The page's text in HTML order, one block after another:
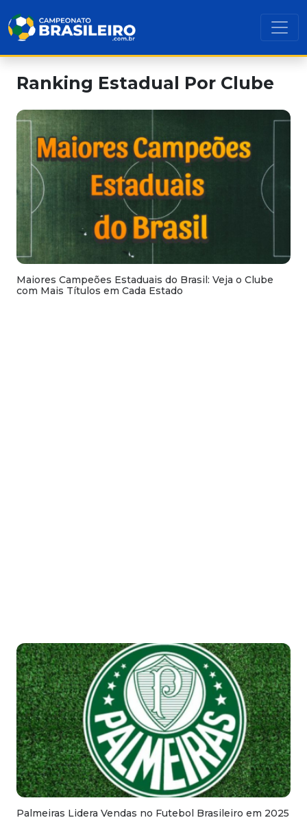
Ranking Estadual Por Clube
Maiores Campeões Estaduais do Brasil: Veja o Clube
com Mais Títulos em Cada Estado
Palmeiras Lidera Vendas no Futebol Brasileiro em 2025